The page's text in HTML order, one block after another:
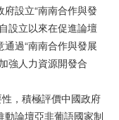
設立“南南合作與發
設立以來在促進論壇
過“南南合作與發展
強人力資源開發合
，積極評價中國政府
論壇亞非葡語國家制